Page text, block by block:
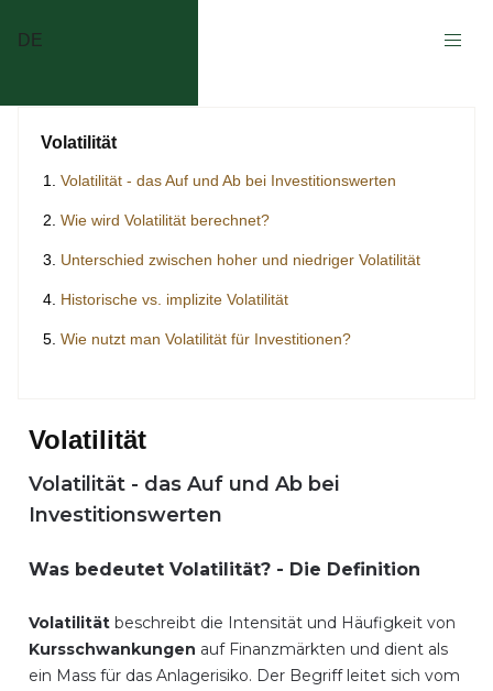
DE
Volatilität
Volatilität - das Auf und Ab bei Investitionswerten
Wie wird Volatilität berechnet?
Unterschied zwischen hoher und niedriger Volatilität
Historische vs. implizite Volatilität
Wie nutzt man Volatilität für Investitionen?
Volatilität
Volatilität - das Auf und Ab bei
Investitionswerten
Was bedeutet Volatilität? - Die Definition
Volatilität beschreibt die Intensität und Häufigkeit von
Kursschwankungen auf Finanzmärkten und dient als
ein Mass für das Anlagerisiko. Der Begriff leitet sich vom